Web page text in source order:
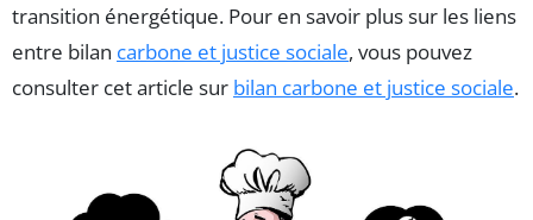
transition énergétique. Pour en savoir plus sur les liens
entre bilan carbone et justice sociale, vous pouvez
consulter cet article sur bilan carbone et justice sociale.